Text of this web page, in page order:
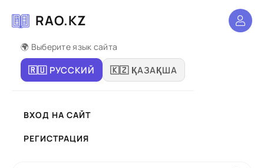
RAO.KZ
🌍 Выберите язык сайта
🇷🇺 РУССКИЙ 🇰🇿 ҚАЗАҚША
ВХОД НА САЙТ
РЕГИСТРАЦИЯ